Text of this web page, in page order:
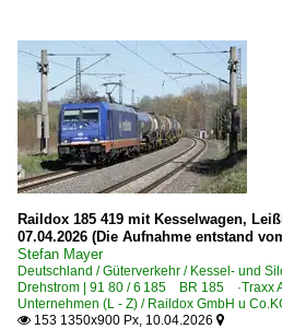
Raildox 185 419 mit Kesselwagen,
07.04.2026 (Die Aufnahme entstand
Stefan Mayer
Deutschland / Güterverkehr / Kessel- und
Drehstrom | 91 80 / 6 185 BR 185 ·Traxx
Unternehmen (L - Z) / Raildox GmbH u
 153 1350x900 Px, 10.04.2026 